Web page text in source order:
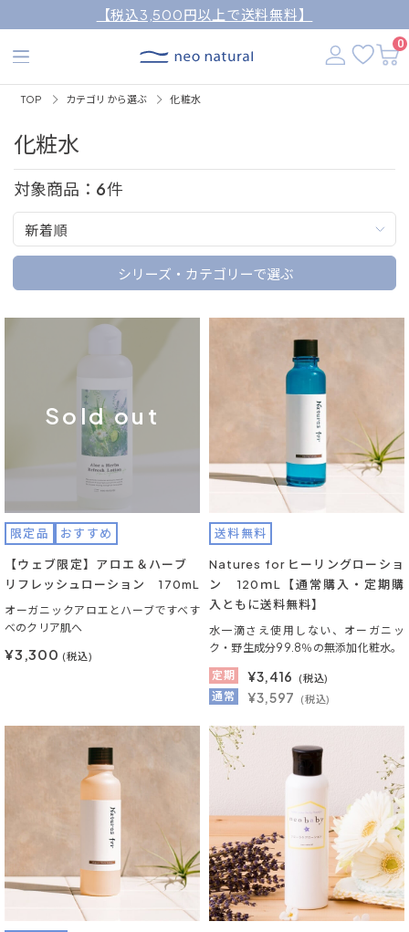
【税込3,500円以上で送料無料】
0
TOP カテゴリから選ぶ 化粧水
化粧水
対象商品： 6件
新着順
シリーズ・カテゴリーで選ぶ
Sold out
限定品 おすすめ
【ウェブ限定】アロエ＆ハーブ
リフレッシュローション 170mL
オーガニックアロエとハーブですべす
べのクリア肌へ
¥3,300 (税込)
送料無料
Natures for ヒーリングローショ
ン 120ｍL【通常購入・定期購
入ともに送料無料】
水一滴さえ使用しない、オーガニッ
ク・野生成分99.8％の無添加化粧水。
定期
¥3,416 (税込)
通常 ¥3,597 (税込)